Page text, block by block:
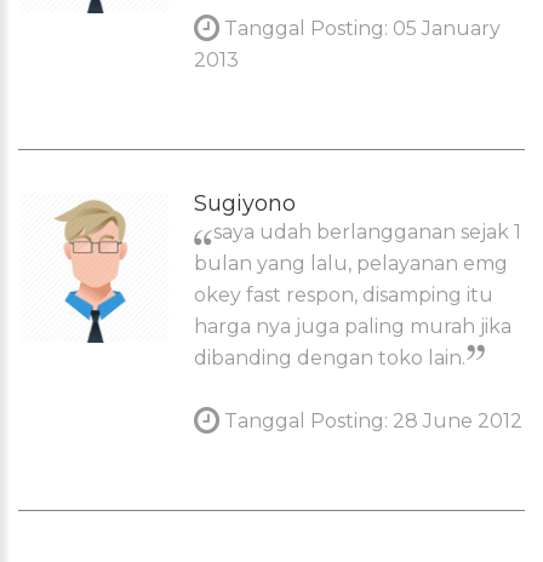
Tanggal Posting: 05 January
2013
Sugiyono
saya udah berlangganan sejak 1
bulan yang lalu, pelayanan emg
okey fast respon, disamping itu
harga nya juga paling murah jika
dibanding dengan toko lain.
Tanggal Posting: 28 June 2012